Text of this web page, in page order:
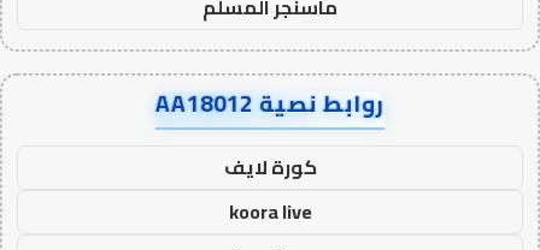
روابط نصية AA18012
كورة لايف
koora live